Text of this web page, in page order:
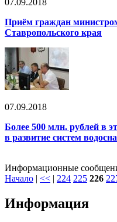
Приём граждан
Ставропольского края
07.09.2018
Более 500 млн. рублей в
в развитие систем
Информационные
Начало | << | 224 225 226
Информация